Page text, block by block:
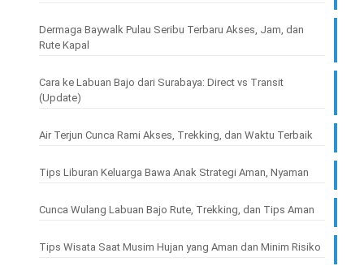
Dermaga Baywalk Pulau Seribu Terbaru Akses, Jam, dan
Rute Kapal
Cara ke Labuan Bajo dari Surabaya: Direct vs Transit
(Update)
Air Terjun Cunca Rami Akses, Trekking, dan Waktu Terbaik
Tips Liburan Keluarga Bawa Anak Strategi Aman, Nyaman
Cunca Wulang Labuan Bajo Rute, Trekking, dan Tips Aman
Tips Wisata Saat Musim Hujan yang Aman dan Minim Risiko